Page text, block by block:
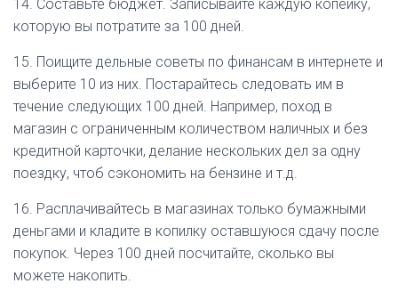
14. Составьте бюджет. Записывайте каждую копейку,
которую вы потратите за 100 дней.
15. Поищите дельные советы по финансам в интернете и
выберите 10 из них. Постарайтесь следовать им в
течение следующих 100 дней. Например, поход в
магазин с ограниченным количеством наличных и без
кредитной карточки, делание нескольких дел за одну
поездку, чтоб сэкономить на бензине и т.д.
16. Расплачивайтесь в магазинах только бумажными
деньгами и кладите в копилку оставшуюся сдачу после
покупок. Через 100 дней посчитайте, сколько вы
можете накопить.